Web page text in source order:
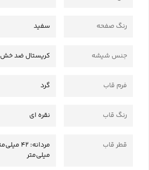
رنگ صفحه سفید
جنس شیشه کریستال ضد خش
فرم قاب گرد
رنگ قاب نقره ای
قطر قاب
میلی‌متر